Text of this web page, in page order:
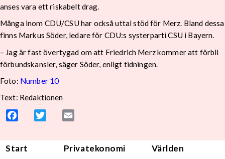
anses vara ett riskabelt drag.
Många inom CDU/CSU har också uttal stöd för Merz. Bland dessa
finns Markus Söder, ledare för CDU:s systerparti CSU i Bayern.
– Jag är fast övertygad om att Friedrich Merz kommer att förbli
förbundskansler, säger Söder, enligt tidningen.
Foto: Number 10
Text: Redaktionen
Facebook Twitter
Start Privatekonomi
Världen